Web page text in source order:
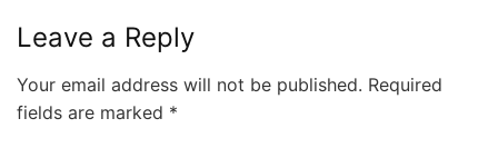
Leave a Reply
Your email address will not be published. Required
fields are marked *